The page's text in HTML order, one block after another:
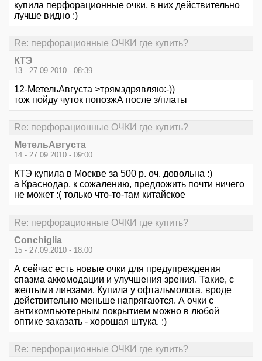
купила перфорационные очки, в них действительно
лучше видно :)
Re: перфорационные ОЧКИ где купить?
КТЭ
13 - 27.09.2010 - 08:39
12-МетельАвгуста >трямздрявляю:-))
тож пойду чуток попозжА после з/платы
Re: перфорационные ОЧКИ где купить?
МетельАвгуста
14 - 27.09.2010 - 09:00
КТЭ купила в Москве за 500 р. оч. довольна :)
а Краснодар, к сожалению, предложить почти ничего
не может :( только что-то-там китайское
Re: перфорационные ОЧКИ где купить?
Conchiglia
15 - 27.09.2010 - 18:00
А сейчас есть новые очки для предупреждения
спазма аккомодации и улучшения зрения. Такие, с
желтыми линзами. Купила у офтальмолога, вроде
действительно меньше напрягаются. А очки с
антикомпьютерным покрытием можно в любой
оптике заказать - хорошая штука. :)
Re: перфорационные ОЧКИ где купить?